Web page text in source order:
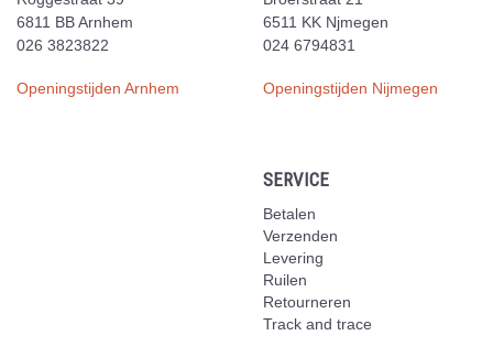
6811 BB Arnhem
026 3823822
Openingstijden Arnhem
6511 KK Njmegen
024 6794831
Openingstijden Nijmegen
SERVICE
Betalen
Verzenden
Levering
Ruilen
Retourneren
Track and trace